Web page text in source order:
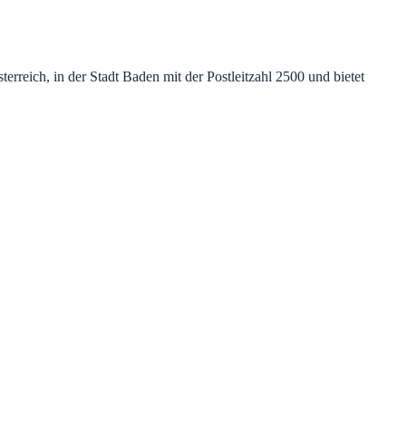
in der Stadt Baden mit der Postleitzahl 2500 und bietet